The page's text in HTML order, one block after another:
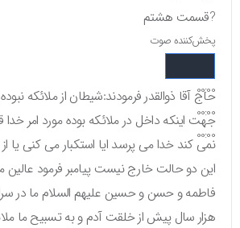
?قسمت هشتم
پخش‌کننده صوت
00:00
00:00
00:00
حاج آقا ذوالقدر فرمودند:شیطان از ملائکه نبوده
جهت اینکه داخل در ملائکه بوده مورد امر خدا
نمی کند خدا می پرسد ایا استکبار می کنی یا
این دو حالت خارج نیست پیامبر فرمود عالین
فاطمه و حسن و حسین علیهم السلام ما در
هزار سال پیش از خلقت آدم و به تسبیح ما